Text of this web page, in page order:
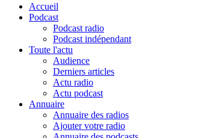
Accueil
Podcast
Podcast radio
Podcast indépendant
Toute l'actu
Audience
Derniers articles
Actu radio
Actu podcast
Annuaire
Annuaire des radios
Ajouter votre radio